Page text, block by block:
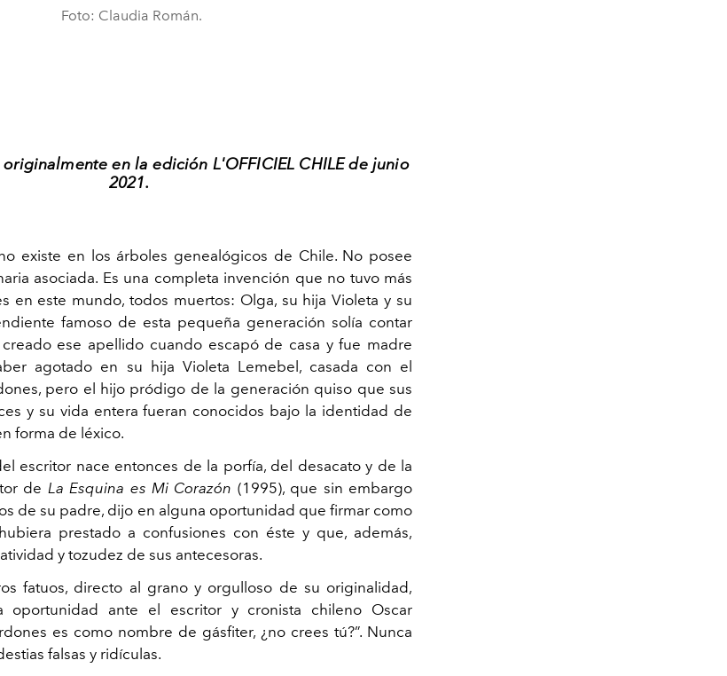
Foto: Claudia Román.
en la edición L'OFFICIEL CHILE de junio
2021.
existe en los árboles genealógicos de Chile. No posee
asociada. Es una completa invención que no tuvo más
en este mundo, todos muertos: Olga, su hija Violeta y su
famoso de esta pequeña generación solía contar
ese apellido cuando escapó de casa y fue madre
agotado en su hija Violeta Lemebel, casada con el
pero el hijo pródigo de la generación quiso que sus
y su vida entera fueran conocidos bajo la identidad de
forma de léxico.
escritor nace entonces de la porfía, del desacato y de la
de La Esquina es Mi Corazón (1995), que sin embargo
de su padre, dijo en alguna oportunidad que firmar como
prestado a confusiones con éste y que, además,
y tozudez de sus antecesoras.
fatuos, directo al grano y orgulloso de su originalidad,
oportunidad ante el escritor y cronista chileno Oscar
es como nombre de gásfiter, ¿no crees tú?”. Nunca
falsas y ridículas.